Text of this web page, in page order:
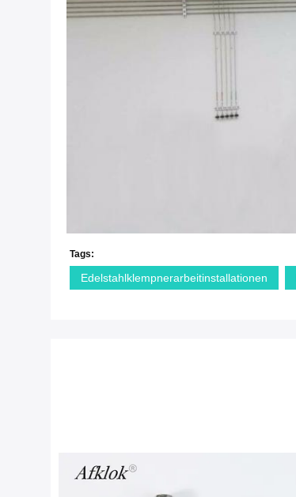
Tags:
Edelstahlklempnerarbeitinstallationen